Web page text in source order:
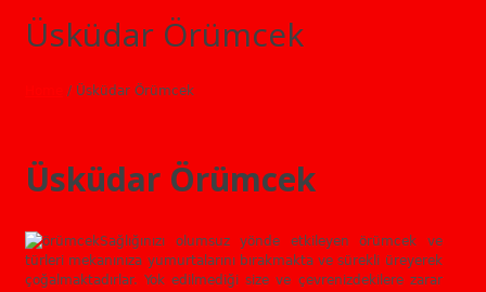
Üsküdar Örümcek
/ Üsküdar Örümcek
Üsküdar Örümcek
Sağlığınızı olumsuz yönde etkileyen örümcek ve
türleri mekanınıza yumurtalarını bırakmakta ve sürekli üreyerek
çoğalmaktadırlar. Yok edilmediği size ve çevrenizdekilere zarar